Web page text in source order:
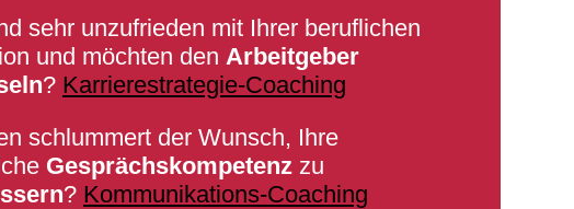
sehr unzufrieden mit Ihrer beruflichen
und möchten den Arbeitgeber
? Karrierestrategie-Coaching
schlummert der Wunsch, Ihre
Gesprächskompetenz zu
? Kommunikations-Coaching